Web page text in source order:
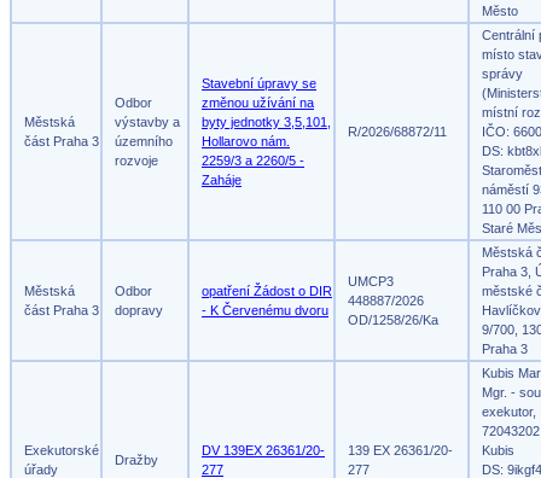
Město
Městská
část Praha 3
Odbor
výstavby a
územního
rozvoje
Stavební úpravy se
změnou užívání na
byty jednotky 3,5,101,
Hollarovo nám.
2259/3 a 2260/5 -
Zaháje
R/2026/68872/11
Centrální
místo
správy
místní
IČO:
DS:
náměstí
110 00
Staré
Městská
část Praha 3
Odbor
dopravy
opatření Žádost o DIR
- K Červenému dvoru
UMCP3
448887/2026
OD/1258/26/Ka
Městská
Praha 3,
městské
9/700,
Praha 3
Exekutorské
úřady
Dražby
DV 139EX 26361/20-
277
139 EX 26361/20-
277
Kubis
Mgr. -
exekutor,
Kubis
DS: